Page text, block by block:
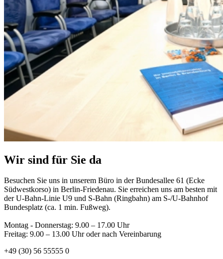
Wir sind für Sie da
Besuchen Sie uns in unserem Büro in der Bundesallee 61 (Ecke
Südwestkorso) in Berlin-Friedenau. Sie erreichen uns am besten mit
der U-Bahn-Linie U9 und S-Bahn (Ringbahn) am S-/U-Bahnhof
Bundesplatz (ca. 1 min. Fußweg).
Montag - Donnerstag: 9.00 – 17.00 Uhr
Freitag: 9.00 – 13.00 Uhr oder nach Vereinbarung
+49 (30) 56 55555 0